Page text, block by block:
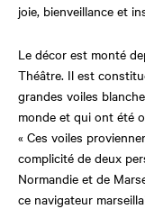
joie, bienveillance et
Le décor est monté
Théâtre. Il est
grandes voiles
monde et qui ont été
« Ces voiles
complicité de deux
Normandie et de
ce navigateur